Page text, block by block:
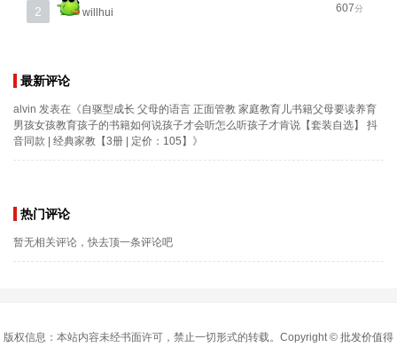
2 willhui 607分
最新评论
alvin 发表在《自驱型成长 父母的语言 正面管教 家庭教育儿书籍父母要读养育
男孩女孩教育孩子的书籍如何说孩子才会听怎么听孩子才肯说【套装自选】 抖
音同款 | 经典家教【3册 | 定价：105】 》
热门评论
暂无相关评论，快去顶一条评论吧
版权信息：本站内容未经书面许可，禁止一切形式的转载。Copyright © 批发价值得